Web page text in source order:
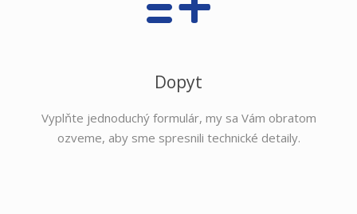
Dopyt
Vyplňte jednoduchý formulár, my sa Vám obratom
ozveme, aby sme spresnili technické detaily.